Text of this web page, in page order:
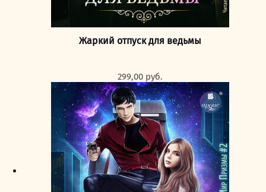
Жаркий отпуск для ведьмы
299,00 руб.